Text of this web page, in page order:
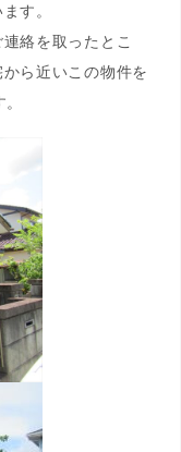
す。
絡を取ったとこ
ら近いこの物件を